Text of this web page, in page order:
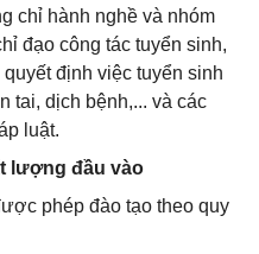
chỉ hành nghề và nhóm
đạo công tác tuyển sinh,
định việc tuyển sinh
tai, dịch bệnh,... và các
luật.
lượng đầu vào
phép đào tạo theo quy